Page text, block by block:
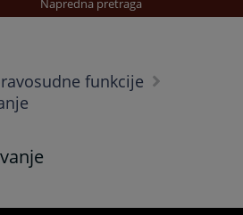
funkcije